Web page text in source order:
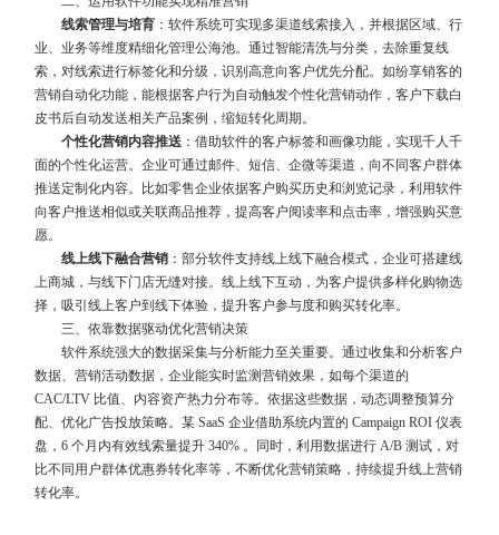
线索管理与培育 ：软件系统可实现多渠道线索接入，并根据区域、行
业、业务等维度精细化管理公海池。通过智能清洗与分类，去除重复线
索，对线索进行标签化和分级，识别高意向客户优先分配。如纷享销客的
营销自动化功能，能根据客户行为自动触发个性化营销动作，客户下载白
皮书后自动发送相关产品案例，缩短转化周期。
个性化营销内容推送 ：借助软件的客户标签和画像功能，实现千人千
面的个性化运营。企业可通过邮件、短信、企微等渠道，向不同客户群体
推送定制化内容。比如零售企业依据客户购买历史和浏览记录，利用软件
向客户推送相似或关联商品推荐，提高客户阅读率和点击率，增强购买意
愿。
线上线下融合营销 ：部分软件支持线上线下融合模式，企业可搭建线
上商城，与线下门店无缝对接。线上线下互动，为客户提供多样化购物选
择，吸引线上客户到线下体验，提升客户参与度和购买转化率。
三、依靠数据驱动优化营销决策
软件系统强大的数据采集与分析能力至关重要。通过收集和分析客户
数据、营销活动数据，企业能实时监测营销效果，如每个渠道的
CAC/LTV 比值、内容资产热力分布等。依据这些数据，动态调整预算分
配、优化广告投放策略。某 SaaS 企业借助系统内置的 Campaign ROI 仪表
盘，6 个月内有效线索量提升 340% 。同时，利用数据进行 A/B 测试，对
比不同用户群体优惠券转化率等，不断优化营销策略，持续提升线上营销
转化率。